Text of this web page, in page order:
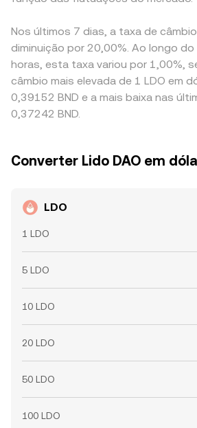
Nos últimos 7 dias, a taxa de
diminuição por 20,00%. Ao longo
horas, esta taxa variou por 1,00%,
câmbio mais elevada de 1 LDO em
0,39152 BND e a mais baixa nas
0,37242 BND.
Converter Lido DAO em
LDO
1 LDO
5 LDO
10 LDO
20 LDO
50 LDO
100 LDO